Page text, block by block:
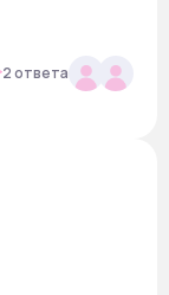
2 ответа